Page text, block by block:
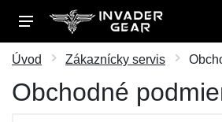
Úvod Zákaznícky servis
Obchodné